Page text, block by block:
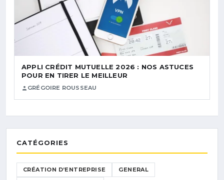
APPLI CRÉDIT MUTUELLE 2026 : NOS ASTUCES
POUR EN TIRER LE MEILLEUR
GRÉGOIRE ROUSSEAU
CATÉGORIES
CRÉATION D’ENTREPRISE GENERAL